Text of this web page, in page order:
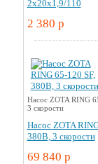
2x20x1,9/110
2 380 p
Насос ZOTA RING
3 скорости
Насос ZOTA
380В, 3 скорости
69 840 p